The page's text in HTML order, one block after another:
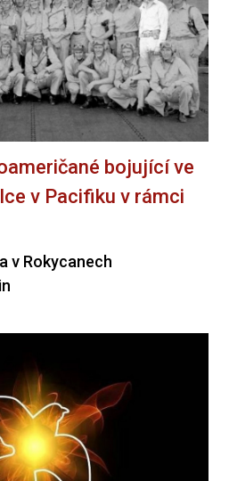
bojující ve
v Pacifiku v rámci
v Rokycanech